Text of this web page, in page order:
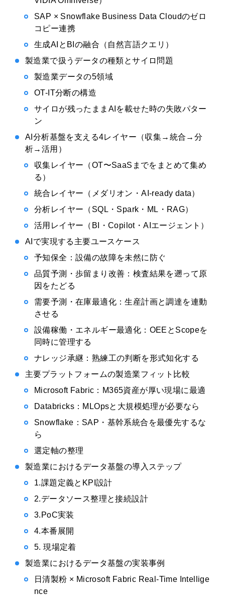
SAP × Snowflake Business Data Cloudのゼロ
コピー連携
生成AIとBIの融合（自然言語クエリ）
製造業で扱うデータの種類とサイロ問題
製造業データの5領域
OT-IT分断の構造
サイロが残ったままAIを載せた時の失敗パター
ン
AI分析基盤を支える4レイヤー（収集→統合→分
析→活用）
収集レイヤー（OT〜SaaSまでをまとめて集め
る）
統合レイヤー（メダリオン・AI-ready data）
分析レイヤー（SQL・Spark・ML・RAG）
活用レイヤー（BI・Copilot・AIエージェント）
AIで実現する主要ユースケース
予知保全：設備の故障を未然に防ぐ
品質予測・歩留まり改善：検査結果を遡って原
因をたどる
需要予測・在庫最適化：生産計画と調達を連動
させる
設備稼働・エネルギー最適化：OEEとScopeを
同時に管理する
ナレッジ承継：熟練工の判断を形式知化する
主要プラットフォームの製造業フィット比較
Microsoft Fabric：M365資産が厚い現場に最適
Databricks：MLOpsと大規模処理が必要なら
Snowflake：SAP・基幹系統合を最優先するな
ら
選定軸の整理
製造業におけるデータ基盤の導入ステップ
1.課題定義とKPI設計
2.データソース整理と接続設計
3.PoC実装
4.本番展開
5. 現場定着
製造業におけるデータ基盤の実装事例
日清製粉 × Microsoft Fabric Real-Time Intellige
nce